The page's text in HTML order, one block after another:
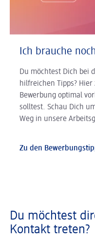
Ich brauche
Du möchtest Dich bei
hilfreichen Tipps?
Bewerbung optimal
solltest. Schau Dich
Weg in unsere
Zu den
Du möchtest
Kontakt treten?